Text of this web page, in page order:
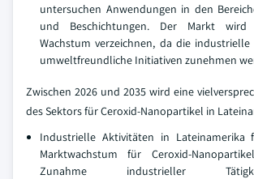
untersuchen Anwendungen in den
und Beschichtungen. Der Markt wird
Wachstum verzeichnen, da die
umweltfreundliche Initiativen zunehmen
Zwischen 2026 und 2035 wird eine
des Sektors für Ceroxid-Nanopartikel in
Industrielle Aktivitäten in Lateinamerika
Marktwachstum für Ceroxid-
Zunahme industrieller